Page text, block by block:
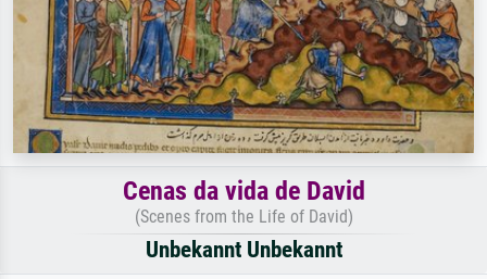
Cenas da vida de David
(Scenes from the Life of David)
Unbekannt Unbekannt